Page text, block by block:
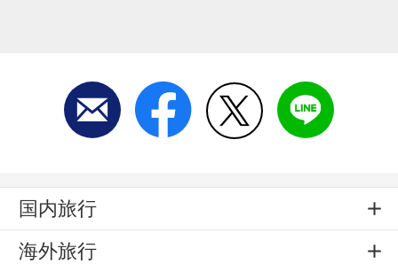
国内旅行
海外旅行